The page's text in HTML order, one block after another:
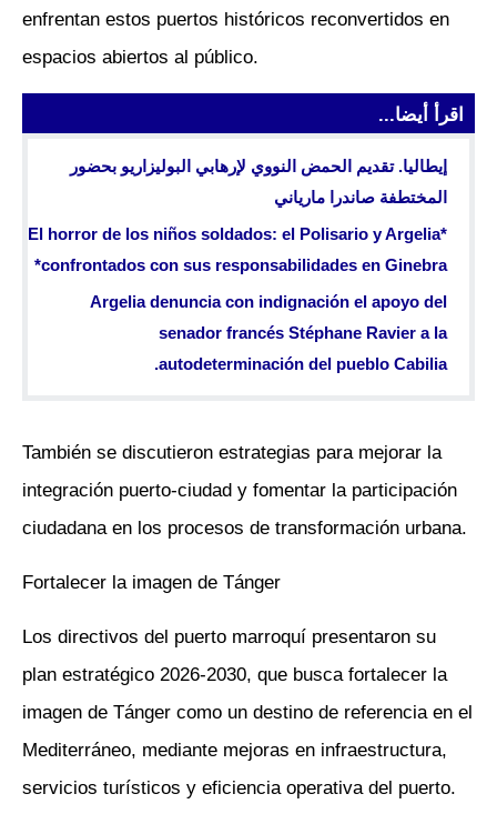
enfrentan estos puertos históricos reconvertidos en
espacios abiertos al público.
اقرأ أيضا...
إيطاليا. تقديم الحمض النووي لإرهابي البوليزاريو بحضور
المختطفة صاندرا مارياني
*El horror de los niños soldados: el Polisario y Argelia
confrontados con sus responsabilidades en Ginebra*
Argelia denuncia con indignación el apoyo del
senador francés Stéphane Ravier a la
autodeterminación del pueblo Cabilia.
También se discutieron estrategias para mejorar la
integración puerto-ciudad y fomentar la participación
ciudadana en los procesos de transformación urbana.
Fortalecer la imagen de Tánger
Los directivos del puerto marroquí presentaron su
plan estratégico 2026-2030, que busca fortalecer la
imagen de Tánger como un destino de referencia en el
Mediterráneo, mediante mejoras en infraestructura,
servicios turísticos y eficiencia operativa del puerto.